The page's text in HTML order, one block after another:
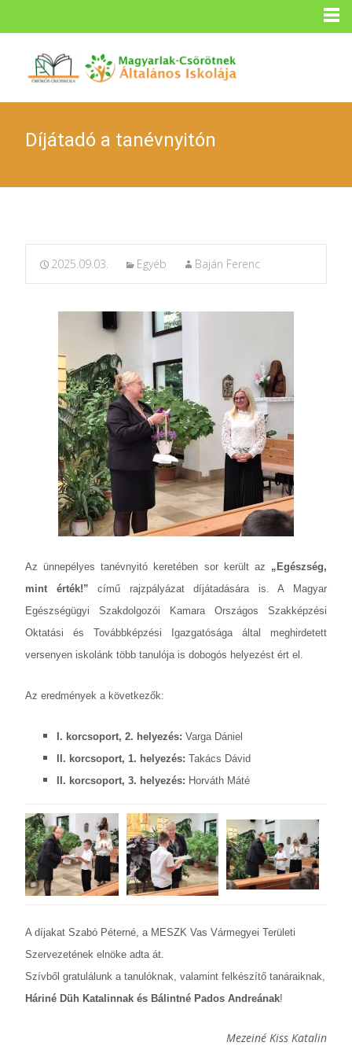
Díjátadó a tanévnyitón
2025.09.03. Egyéb Baján Ferenc
Az ünnepélyes tanévnyitó keretében sor került az „Egészség,
mint érték!” című rajzpályázat díjátadására is. A Magyar
Egészségügyi Szakdolgozói Kamara Országos Szakképzési
Oktatási és Továbbképzési Igazgatósága által meghirdetett
versenyen iskolánk több tanulója is dobogós helyezést ért el.
Az eredmények a következők:
I. korcsoport, 2. helyezés: Varga Dániel
II. korcsoport, 1. helyezés: Takács Dávid
II. korcsoport, 3. helyezés: Horváth Máté
A díjakat Szabó Péterné, a MESZK Vas Vármegyei Területi
Szervezetének elnöke adta át.
Szívből gratulálunk a tanulóknak, valamint felkészítő tanáraiknak,
Háriné Düh Katalinnak és Bálintné Pados Andreának!
Mezeiné Kiss Katalin